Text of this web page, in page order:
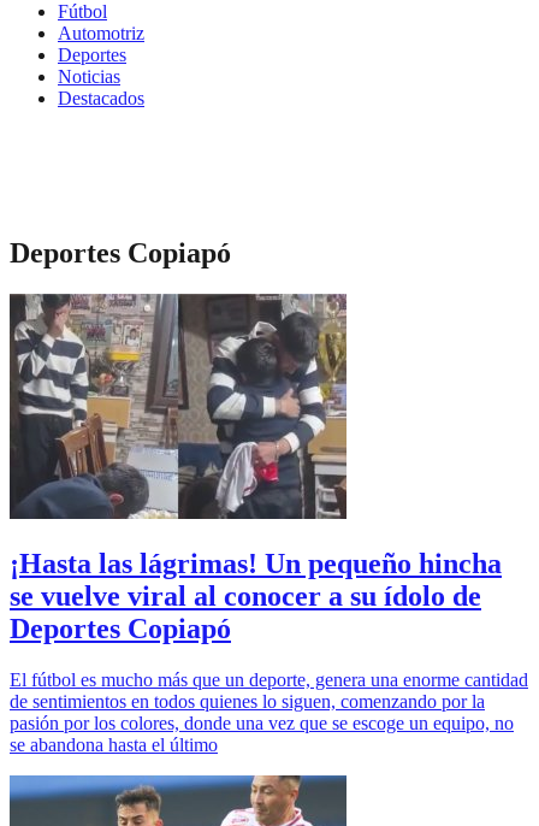
Fútbol
Automotriz
Deportes
Noticias
Destacados
Deportes Copiapó
¡Hasta las lágrimas! Un pequeño hincha
se vuelve viral al conocer a su ídolo de
Deportes Copiapó
El fútbol es mucho más que un deporte, genera una enorme cantidad
de sentimientos en todos quienes lo siguen, comenzando por la
pasión por los colores, donde una vez que se escoge un equipo, no
se abandona hasta el último